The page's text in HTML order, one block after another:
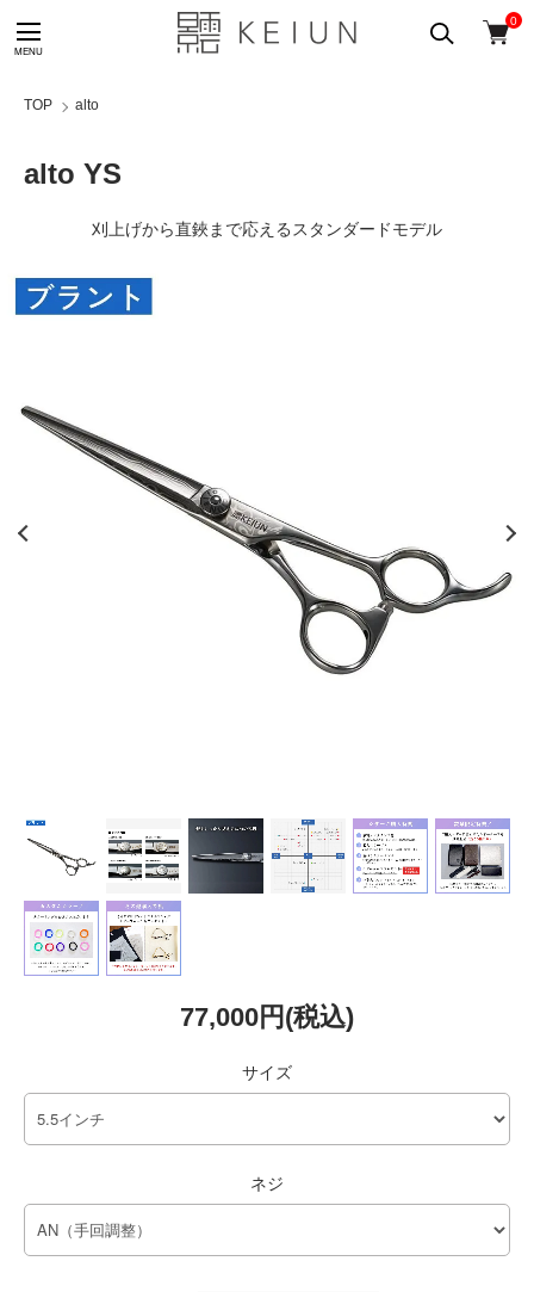
0
TOP alto
alto YS
刈上げから直鋏まで応えるスタンダードモデル
77,000円(税込)
サイズ
ネジ